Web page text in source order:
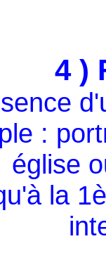
4 )
:
église
la